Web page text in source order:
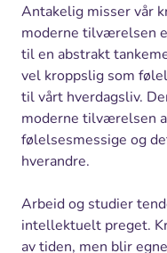
Antakelig misser vår
moderne tilværelsen
til en abstrakt
vel kroppslig som
til vårt hverdagsliv.
moderne tilværelsen
følelsesmessige og
hverandre.
Arbeid og studier
intellektuelt preget.
av tiden, men blir